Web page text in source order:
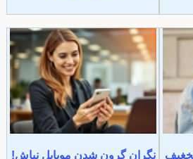
نگران گرون شدن موبایل نباش!